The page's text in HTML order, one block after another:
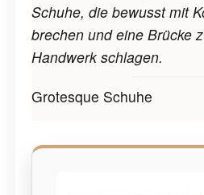
Schuhe, die bewusst mit
brechen und eine Brücke
Handwerk schlagen.
Grotesque Schuhe